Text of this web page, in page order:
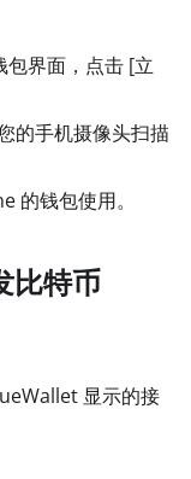
包界面，点击 [立
的手机摄像头扫描
的钱包使用。
比特币
显示的接